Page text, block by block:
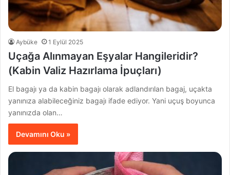
Aybüke 1 Eylül 2025
Uçağa Alınmayan Eşyalar Hangileridir?
(Kabin Valiz Hazırlama İpuçları)
El bagajı ya da kabin bagajı olarak adlandırılan bagaj, uçakta
yanınıza alabileceğiniz bagajı ifade ediyor. Yani uçuş boyunca
yanınızda olan…
Devamını Oku »